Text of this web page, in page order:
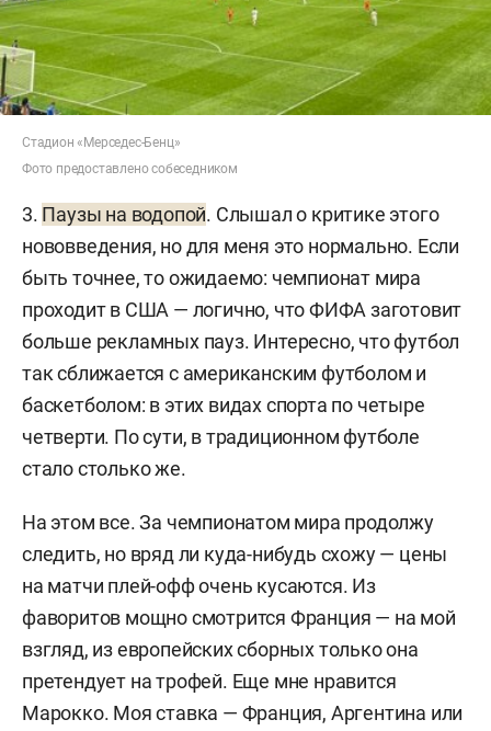
Стадион «Мерседес-Бенц»
Фото предоставлено собеседником
3. Паузы на водопой. Слышал о критике этого
нововведения, но для меня это нормально. Если
быть точнее, то ожидаемо: чемпионат мира
проходит в США — логично, что ФИФА заготовит
больше рекламных пауз. Интересно, что футбол
так сближается с американским футболом и
баскетболом: в этих видах спорта по четыре
четверти. По сути, в традиционном футболе
стало столько же.
На этом все. За чемпионатом мира продолжу
следить, но вряд ли куда-нибудь схожу — цены
на матчи плей-офф очень кусаются. Из
фаворитов мощно смотрится Франция — на мой
взгляд, из европейских сборных только она
претендует на трофей. Еще мне нравится
Марокко. Моя ставка — Франция, Аргентина или